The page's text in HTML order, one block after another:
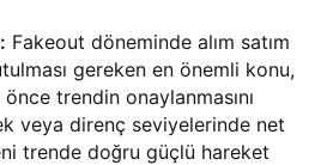
Fakeout döneminde alım satım
gereken en önemli konu,
trendin onaylanmasını
veya direnç seviyelerinde net
trende doğru güçlü hareket